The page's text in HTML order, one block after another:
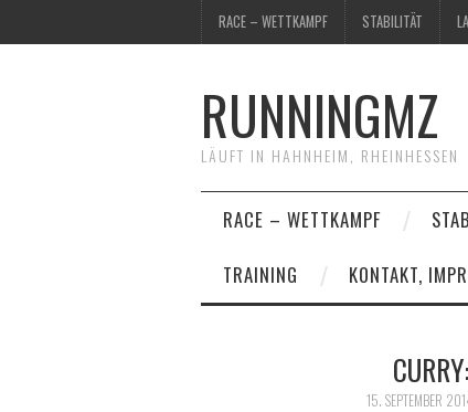
RACE – WETTKAMPF STABILITÄT
RUNNINGMZ
LÄUFT IN HAHNHEIM, RHEINHESSEN
RACE – WETTKAMPF
TRAINING
KONTAKT,
15. SEPTEMBER